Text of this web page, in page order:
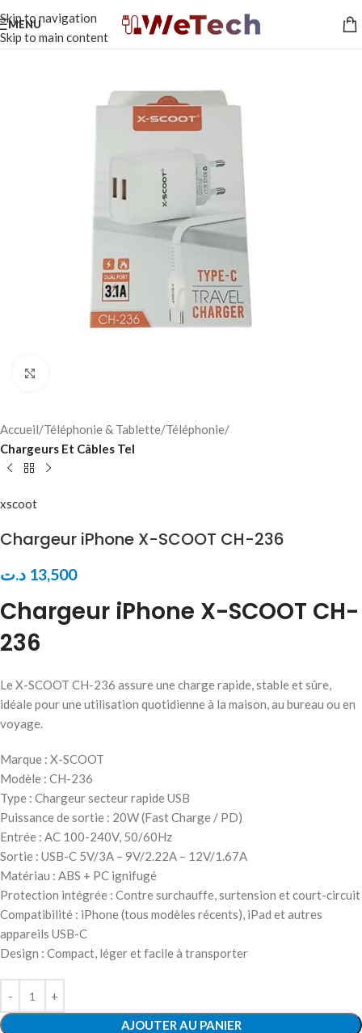
Skip to navigation
Skip to main content
MENU
Accueil Téléphonie & Tablette Téléphonie
Chargeurs Et Câbles Tel
xscoot
Chargeur iPhone X-SCOOT CH-236
13,500 د.ت
Chargeur iPhone X-SCOOT CH-
236
Le X-SCOOT CH-236 assure une charge rapide, stable et sûre,
idéale pour une utilisation quotidienne à la maison, au bureau ou en
voyage.
Marque : X-SCOOT
Modèle : CH-236
Type : Chargeur secteur rapide USB
Puissance de sortie : 20W (Fast Charge / PD)
Entrée : AC 100-240V, 50/60Hz
Sortie : USB-C 5V/3A – 9V/2.22A – 12V/1.67A
Matériau : ABS + PC ignifugé
Protection intégrée : Contre surchauffe, surtension et court-circuit
Compatibilité : iPhone (tous modèles récents), iPad et autres
appareils USB-C
Design : Compact, léger et facile à transporter
AJOUTER AU PANIER